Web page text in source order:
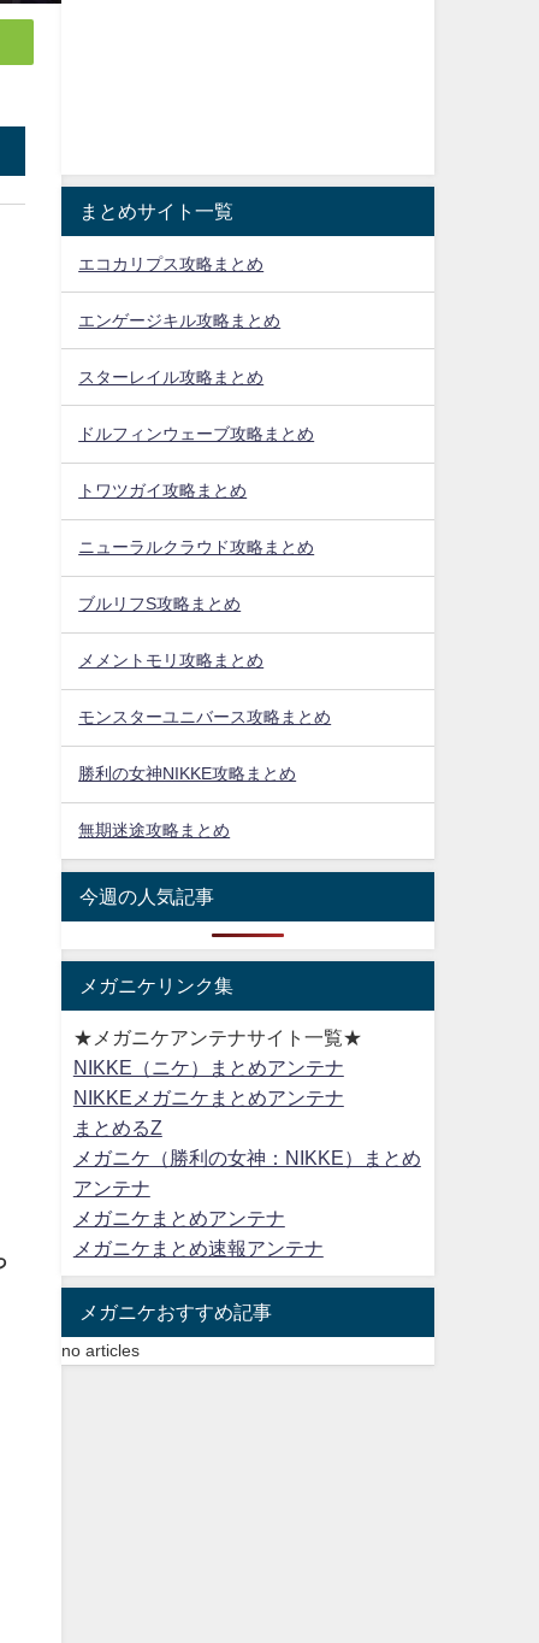
まとめサイト一覧
エコカリプス攻略まとめ
エンゲージキル攻略まとめ
スターレイル攻略まとめ
ドルフィンウェーブ攻略まとめ
トワツガイ攻略まとめ
ニューラルクラウド攻略まとめ
ブルリフS攻略まとめ
メメントモリ攻略まとめ
モンスターユニバース攻略まとめ
勝利の女神NIKKE攻略まとめ
無期迷途攻略まとめ
今週の人気記事
メガニケリンク集
★メガニケアンテナサイト一覧★
NIKKE（ニケ）まとめアンテナ
NIKKEメガニケまとめアンテナ
まとめるZ
メガニケ（勝利の女神：NIKKE）まとめ
アンテナ
メガニケまとめアンテナ
メガニケまとめ速報アンテナ
メガニケおすすめ記事
no articles